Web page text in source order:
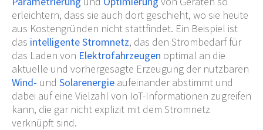
erleichtern, dass sie auch dort geschieht, wo sie heute
aus Kostengründen nicht stattfindet. Ein Beispiel ist
das intelligente Stromnetz, das den Strombedarf für
das Laden von Elektrofahrzeugen optimal an die
aktuelle und vorhergesagte Erzeugung der nutzbaren
Wind- und Solarenergie aufeinander abstimmt und
dabei auf eine Vielzahl von IoT-Informationen zugreifen
kann, die gar nicht explizit mit dem Stromnetz
verknüpft sind.